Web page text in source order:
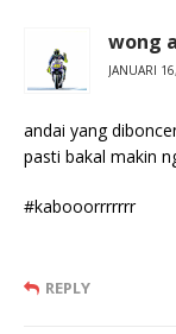
wong
JANUARI
andai yang
pasti bakal makin
#kabooorrrrrrr
REPLY